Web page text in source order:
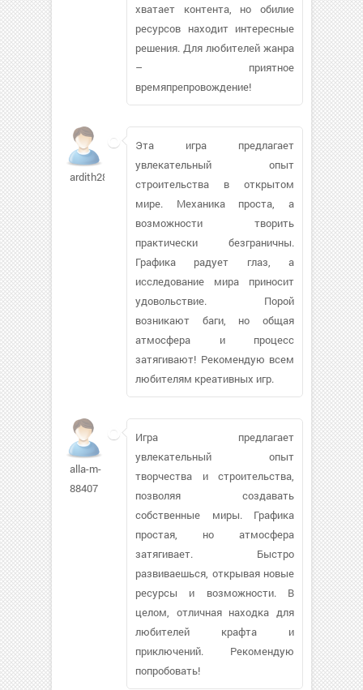
хватает контента, но обилие
ресурсов находит интересные
решения. Для любителей жанра
– приятное
времяпрепровождение!
ardith289
Эта игра предлагает
увлекательный опыт
строительства в открытом
мире. Механика проста, а
возможности творить
практически безграничны.
Графика радует глаз, а
исследование мира приносит
удовольствие. Порой
возникают баги, но общая
атмосфера и процесс
затягивают! Рекомендую всем
любителям креативных игр.
alla-m-
88407
Игра предлагает
увлекательный опыт
творчества и строительства,
позволяя создавать
собственные миры. Графика
простая, но атмосфера
затягивает. Быстро
развиваешься, открывая новые
ресурсы и возможности. В
целом, отличная находка для
любителей крафта и
приключений. Рекомендую
попробовать!